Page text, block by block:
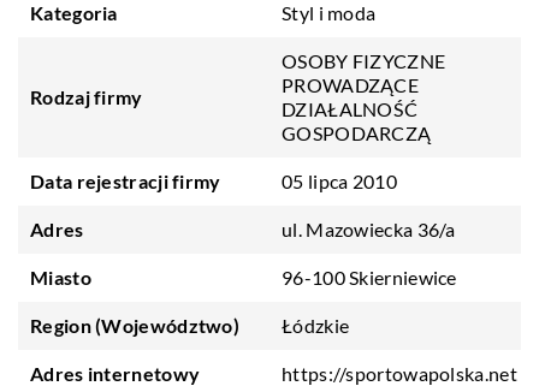
Kategoria Styl i moda
Rodzaj firmy
OSOBY FIZYCZNE
PROWADZĄCE
DZIAŁALNOŚĆ
GOSPODARCZĄ
Data rejestracji firmy 05 lipca 2010
Adres ul. Mazowiecka 36/a
Miasto 96-100 Skierniewice
Region (Województwo) Łódzkie
Adres internetowy https://sportowapolska.net